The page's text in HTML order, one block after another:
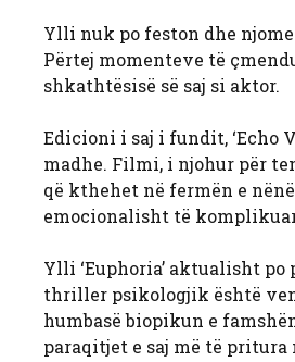
Ylli nuk po feston dhe
Përtej momenteve të
shkathtësisë së saj si aktor.
Edicioni i saj i fundit, ‘Echo
madhe. Filmi, i njohur për
që kthehet në fermën e
emocionalisht të
Ylli ‘Euphoria’ aktualisht
thriller psikologjik është
humbasë biopikun e
paraqitjet e saj më të pritura